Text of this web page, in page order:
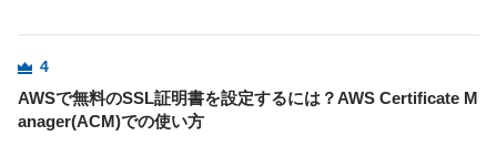
4
AWSで無料のSSL証明書を設定するには？AWS Certificate M
anager(ACM)での使い方